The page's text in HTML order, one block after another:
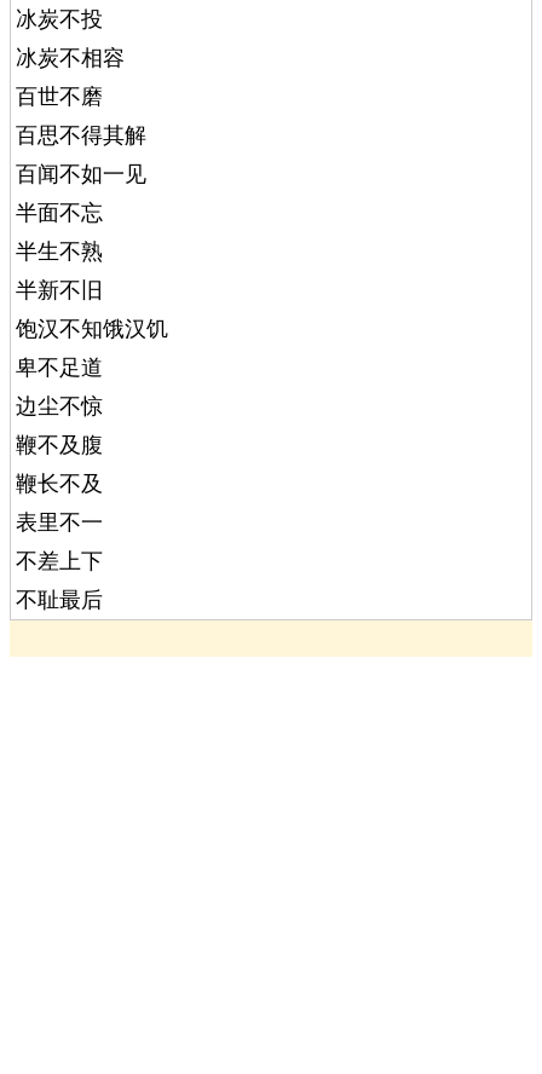
冰炭不投
冰炭不相容
百世不磨
百思不得其解
百闻不如一见
半面不忘
半生不熟
半新不旧
饱汉不知饿汉饥
卑不足道
边尘不惊
鞭不及腹
鞭长不及
表里不一
不差上下
不耻最后